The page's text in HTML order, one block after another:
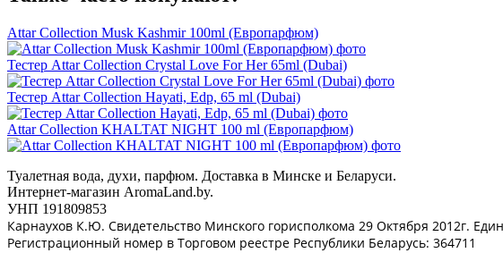
Attar Collection Musk Kashmir 100ml (Европарфюм)
Тестер Attar Collection Crystal Love For Her 65ml (Dubai)
Тестер Attar Collection Hayati, Edp, 65 ml (Dubai)
Attar Collection KHALTAT NIGHT 100 ml (Европарфюм)
Туалетная вода, духи, парфюм. Доставка в Минске и Беларуси.
Интернет-магазин AromaLand.by.
УНП 191809853
Карнаухов К.Ю. Свидетельство Минского горисполкома 29 Октября 2012г.
Регистрационный номер в Торговом реестре Республики Беларусь: 364711